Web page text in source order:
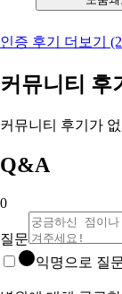
인증 후기 더보기
커뮤니티 후
커뮤니티 후기가
Q&A
0
질문
익명으로 질